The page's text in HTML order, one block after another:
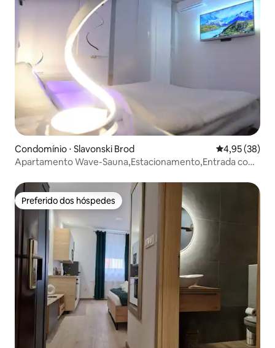
Condomínio ⋅ Slavonski Brod 4,95 de uma
4,95 (38)
Apartamento Wave-Sauna,Estacionamento,Entrada com
Preferido dos hóspedes
Preferido dos hóspedes